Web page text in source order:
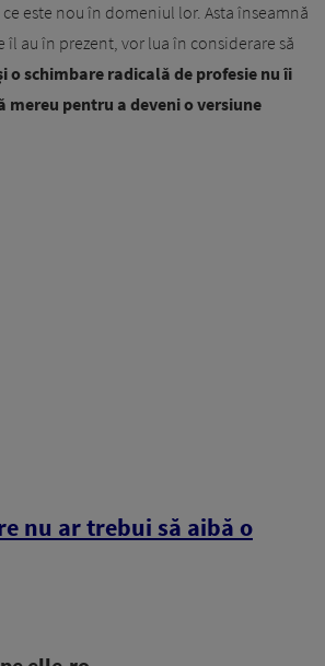
este nou în domeniul lor. Asta înseamnă
au în prezent, vor lua în considerare să
o schimbare radicală de profesie nu îi
mereu pentru a deveni o versiune
nu ar trebui să aibă o